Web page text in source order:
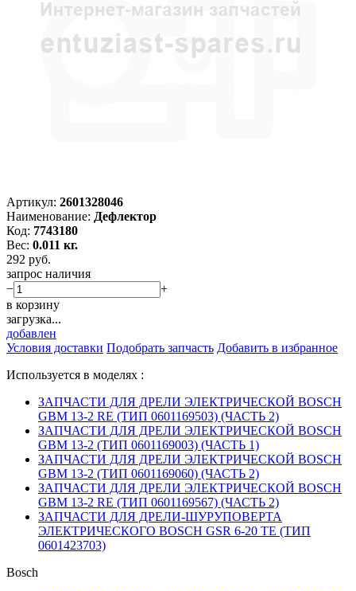
Артикул: 2601328046
Наименование: Дефлектор
Код: 7743180
Вес: 0.011 кг.
292 руб.
запрос наличия
−
+
в корзину
загрузка...
добавлен
Условия доставки Подобрать запчасть Добавить в избранное
Используется в моделях :
ЗАПЧАСТИ ДЛЯ ДРЕЛИ ЭЛЕКТРИЧЕСКОЙ BOSCH
GBM 13-2 RE (ТИП 0601169503) (ЧАСТЬ 2)
ЗАПЧАСТИ ДЛЯ ДРЕЛИ ЭЛЕКТРИЧЕСКОЙ BOSCH
GBM 13-2 (ТИП 0601169003) (ЧАСТЬ 1)
ЗАПЧАСТИ ДЛЯ ДРЕЛИ ЭЛЕКТРИЧЕСКОЙ BOSCH
GBM 13-2 (ТИП 0601169060) (ЧАСТЬ 2)
ЗАПЧАСТИ ДЛЯ ДРЕЛИ ЭЛЕКТРИЧЕСКОЙ BOSCH
GBM 13-2 RE (ТИП 0601169567) (ЧАСТЬ 2)
ЗАПЧАСТИ ДЛЯ ДРЕЛИ-ШУРУПОВЕРТА
ЭЛЕКТРИЧЕСКОГО BOSCH GSR 6-20 TE (ТИП
0601423703)
Bosch